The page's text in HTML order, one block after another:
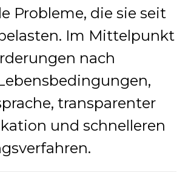
Probleme, die sie seit
Im Mittelpunkt
nach
transparenter
und schnelleren